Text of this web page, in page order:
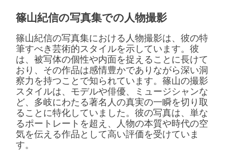
篠山紀信の写真集での人物撮影
篠山紀信の写真集における人物撮影は、彼の特
筆すべき芸術的スタイルを示しています。彼
は、被写体の個性や内面を捉えることに長けて
おり、その作品は感情豊かでありながら深い洞
察力を持つことで知られています。篠山の撮影
スタイルは、モデルや俳優、ミュージシャンな
ど、多岐にわたる著名人の真実の一瞬を切り取
ることに特化していました。彼の写真は、単な
るポートレートを超え、人物の本質や時代の空
気を伝える作品として高い評価を受けていま
す。